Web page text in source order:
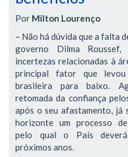
Por Milton Lourenço
– Não há dúvida que a falta
governo Dilma Roussef,
incertezas relacionadas à
principal fator que
brasileira para baixo.
retomada da confiança
após o seu afastamento, já
horizonte um processo
pelo qual o País
próximos anos.